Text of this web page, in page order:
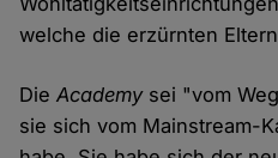
welche die erzürnten
DieAcademysei "vom
sie sich vom Mainstream-